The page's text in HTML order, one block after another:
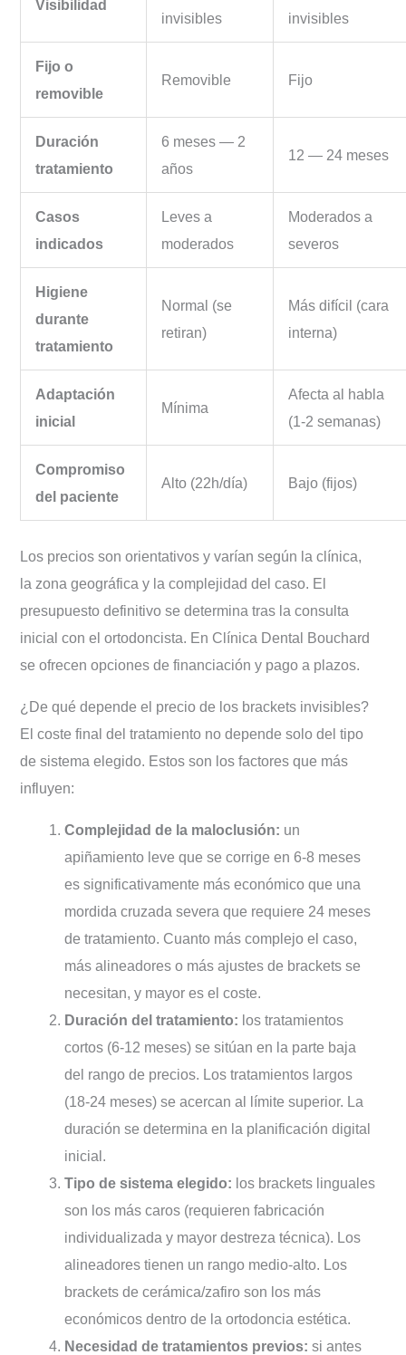
Visibilidad
invisibles
invisibles
Fijo o
removible
Removible Fijo
Duración
tratamiento
6 meses — 2
años
12 — 24 meses
Casos
indicados
Leves a
moderados
Moderados a
severos
Higiene
durante
tratamiento
Normal (se
retiran)
Más difícil (cara
interna)
Adaptación
inicial
Mínima
Afecta al habla
(1-2 semanas)
Compromiso
del paciente
Alto (22h/día) Bajo (fijos)
Los precios son orientativos y varían según la clínica,
la zona geográfica y la complejidad del caso. El
presupuesto definitivo se determina tras la consulta
inicial con el ortodoncista. En Clínica Dental Bouchard
se ofrecen opciones de financiación y pago a plazos.
¿De qué depende el precio de los brackets invisibles?
El coste final del tratamiento no depende solo del tipo
de sistema elegido. Estos son los factores que más
influyen:
Complejidad de la maloclusión: un
apiñamiento leve que se corrige en 6-8 meses
es significativamente más económico que una
mordida cruzada severa que requiere 24 meses
de tratamiento. Cuanto más complejo el caso,
más alineadores o más ajustes de brackets se
necesitan, y mayor es el coste.
Duración del tratamiento: los tratamientos
cortos (6-12 meses) se sitúan en la parte baja
del rango de precios. Los tratamientos largos
(18-24 meses) se acercan al límite superior. La
duración se determina en la planificación digital
inicial.
Tipo de sistema elegido: los brackets linguales
son los más caros (requieren fabricación
individualizada y mayor destreza técnica). Los
alineadores tienen un rango medio-alto. Los
brackets de cerámica/zafiro son los más
económicos dentro de la ortodoncia estética.
Necesidad de tratamientos previos: si antes